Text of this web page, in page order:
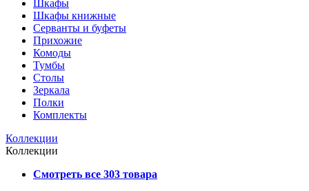
Шкафы
Шкафы книжные
Серванты и буфеты
Прихожие
Комоды
Тумбы
Столы
Зеркала
Полки
Комплекты
Коллекции
Коллекции
Смотреть все 303 товара